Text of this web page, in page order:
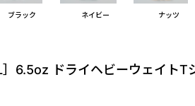
ブラック ネイビー ナッツ
］6.5oz ドライヘビーウェイトT